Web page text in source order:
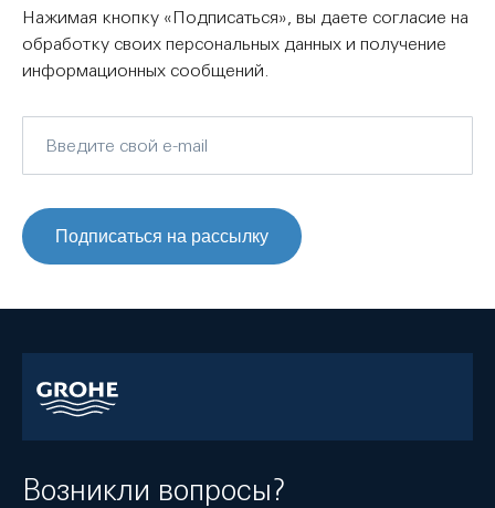
Нажимая кнопку «Подписаться», вы даете согласие на
обработку своих персональных данных и получение
информационных сообщений.
Подписаться на рассылку
Возникли вопросы?